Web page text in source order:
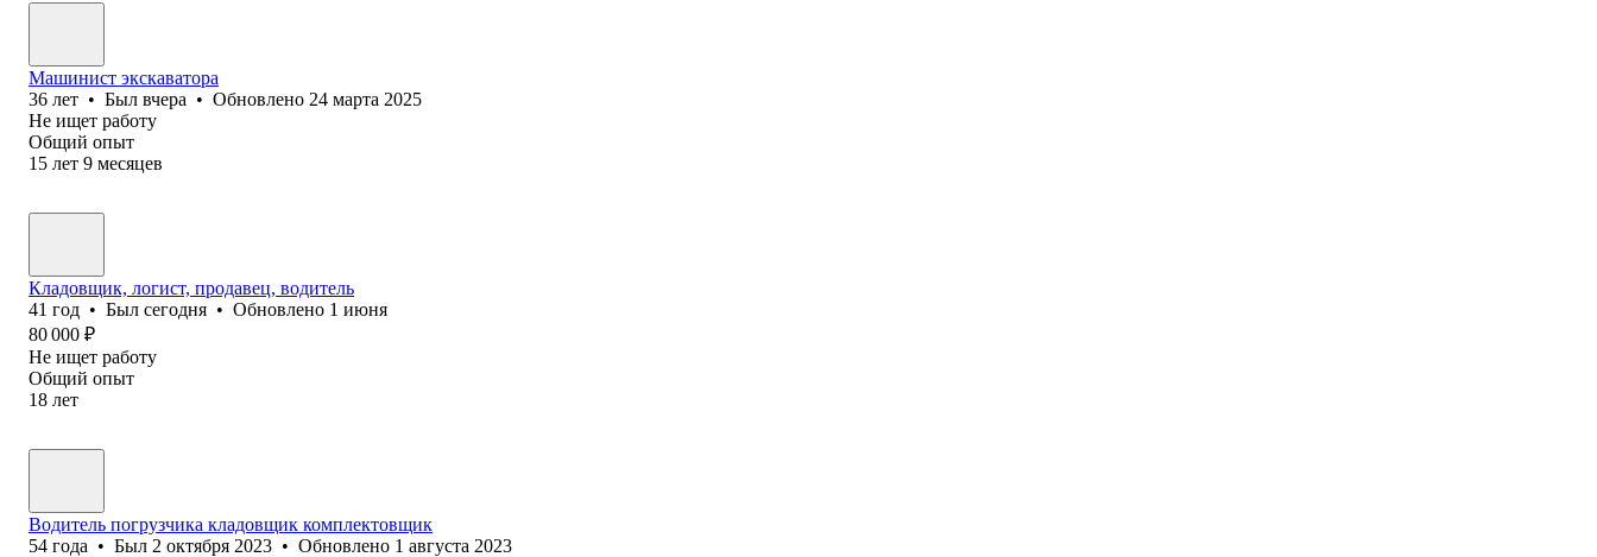
Машинист экскаватора
36 лет • Был вчера • Обновлено 24 марта 2025
Не ищет работу
Общий опыт
15 лет 9 месяцев
Кладовщик, логист, продавец, водитель
41 год • Был сегодня • Обновлено 1 июня
80 000 ₽
Не ищет работу
Общий опыт
18 лет
Водитель погрузчика кладовщик комплектовщик
54 года • Был 2 октября 2023 • Обновлено 1 августа 2023